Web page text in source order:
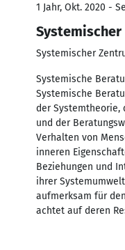
1 Jahr, Okt. 2020 -
Systemischer
Systemische
Systemische
der Systemtheorie,
und der
Verhalten von
inneren
Beziehungen und
ihrer
aufmerksam für
achtet auf deren